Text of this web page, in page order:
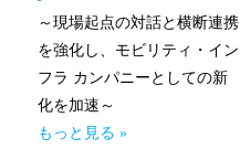
～現場起点の対話と横断連携
を強化し、モビリティ・イン
フラ カンパニーとしての新
化を加速～
もっと見る »
経営理念
企業概要